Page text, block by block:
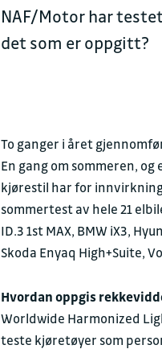
NAF/Motor har
det som er oppgitt?
To ganger i året
En gang om sommeren,
kjørestil har for
sommertest av hele 21
ID.3 1st MAX, BMW iX3,
Skoda Enyaq High+Suite,
Hvordan oppgis
Worldwide Harmonized
teste kjøretøyer som